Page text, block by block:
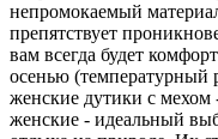
непромокаемый
препятствует
вам всегда будет
осенью (температурный
женские дутики с
женские - идеальный